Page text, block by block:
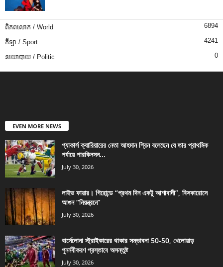
ពិភពលោក / World 6894
កីឡា / Sport 4241
នយោបាយ / Politic 0
EVEN MORE NEWS
প্যাকার্স ক্যারিয়ারের নেতা আহমান গ্রিন বলেছেন যে তার প্রাথমিক
পর্যায়ে পারকিনসন...
July 30, 2026
লাইভ ফায়ার। গিরোন্ডে “প্রথম দিন একটু আশাবাদী”, বিসকারোসে
আগুন “নিয়ন্ত্রনে”
July 30, 2026
বার্সেলোনা স্ট্রাইকারের থাকার সম্ভাবনা 50-50, খেলোয়াড়
পুনর্নবীকরণ প্রস্তাবে অসন্তুষ্ট
July 30, 2026